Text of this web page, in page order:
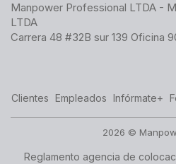
Manpower Professional LTDA -
LTDA
Carrera 48 #32B sur 139 Oficina
Clientes Empleados Infórmate+
2026 ©
Reglamento agencia de